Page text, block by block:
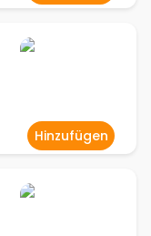
Hinzufügen